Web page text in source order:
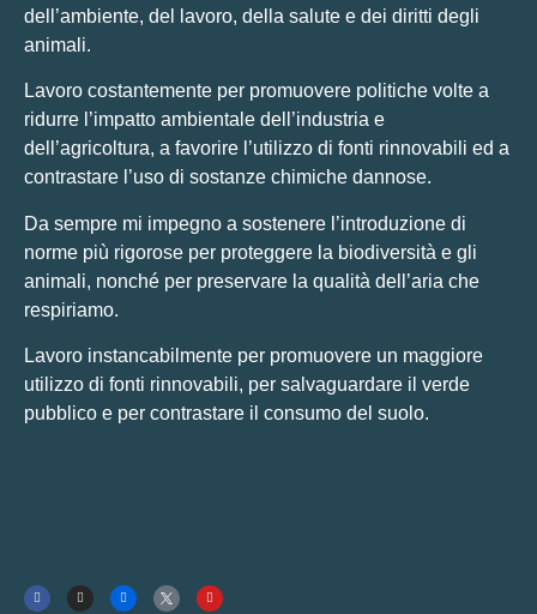
dell’ambiente, del lavoro, della salute e dei diritti degli
animali.
Lavoro costantemente per promuovere politiche volte a
ridurre l’impatto ambientale dell’industria e
dell’agricoltura, a favorire l’utilizzo di fonti rinnovabili ed a
contrastare l’uso di sostanze chimiche dannose.
Da sempre mi impegno a sostenere l’introduzione di
norme più rigorose per proteggere la biodiversità e gli
animali, nonché per preservare la qualità dell’aria che
respiriamo.
Lavoro instancabilmente per promuovere un maggiore
utilizzo di fonti rinnovabili, per salvaguardare il verde
pubblico e per contrastare il consumo del suolo.